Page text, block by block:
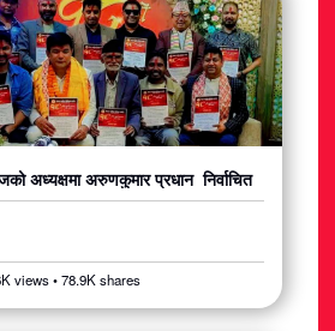
अध्यक्षमा अरुणकुमार प्रधान निर्वाचित
views • 78.9K shares